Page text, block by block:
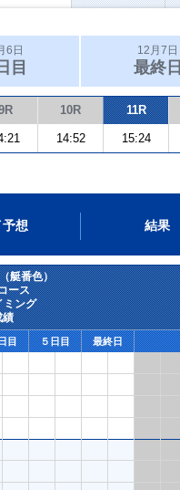
6日
目
12月7日
最終日
10R 11R
14:52 15:24
予想 結果
艇番色）
ース
ミング
績
目 ５日目 最終日